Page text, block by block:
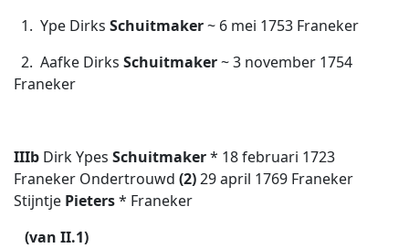
1. Ype Dirks Schuitmaker~ 6 mei 1753 Franeker
2. Aafke Dirks Schuitmaker~ 3 november 1754
Franeker
IIIb Dirk Ypes Schuitmaker* 18 februari 1723
Franeker Ondertrouwd (2)29 april 1769 Franeker
Stijntje Pieters* Franeker
(van II.1)